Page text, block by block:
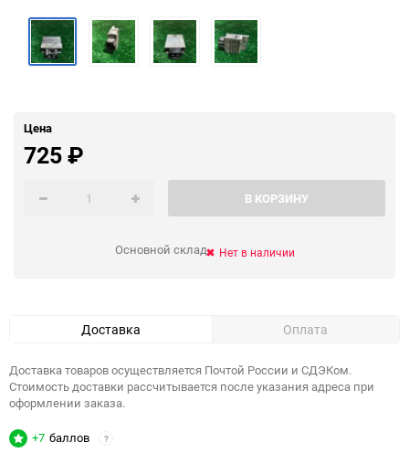
Цена
725₽
В КОРЗИНУ
Основной склад Нет в наличии
Доставка Оплата
Доставка товаров осуществляется Почтой России и СДЭКом.
Стоимость доставки рассчитывается после указания адреса при
оформлении заказа.
+7 баллов ?